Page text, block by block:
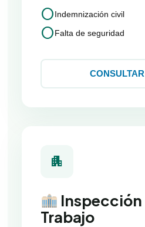
circleIndemnización civil
circleFalta de seguridad
apartment
Inspección
Trabajo